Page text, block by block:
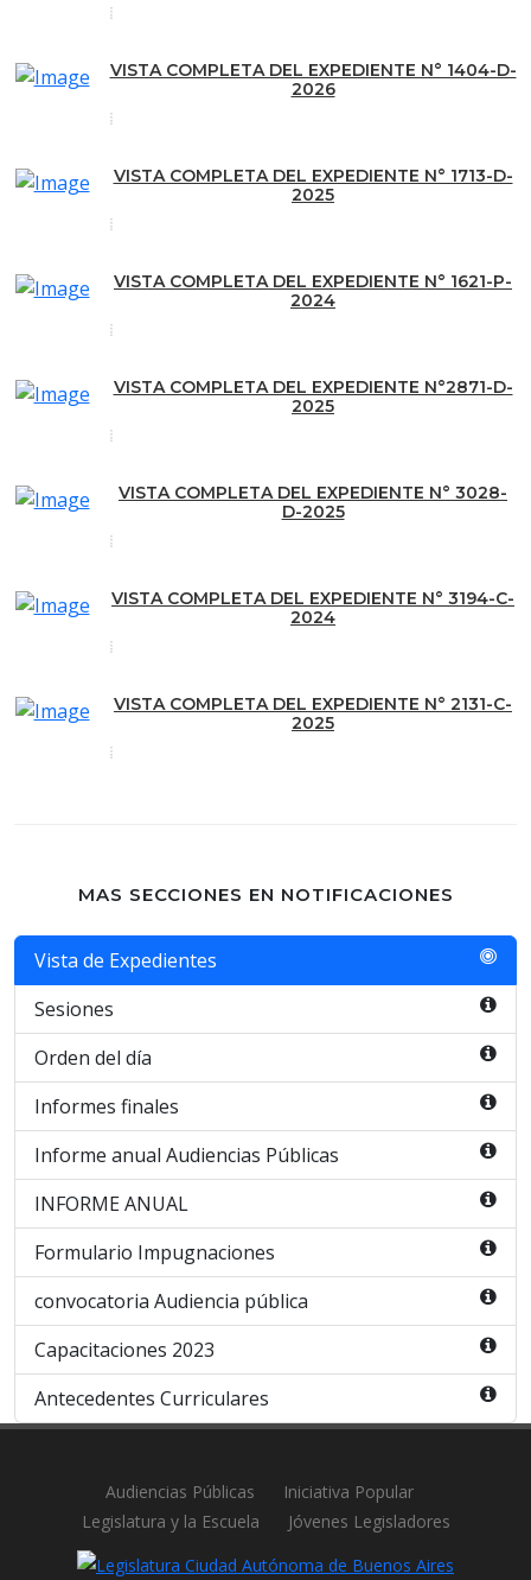
VISTA COMPLETA DEL EXPEDIENTE N° 1404-D-
2026
VISTA COMPLETA DEL EXPEDIENTE N° 1713-D-
2025
VISTA COMPLETA DEL EXPEDIENTE N° 1621-P-
2024
VISTA COMPLETA DEL EXPEDIENTE N°2871-D-
2025
VISTA COMPLETA DEL EXPEDIENTE N° 3028-
D-2025
VISTA COMPLETA DEL EXPEDIENTE N° 3194-C-
2024
VISTA COMPLETA DEL EXPEDIENTE N° 2131-C-
2025
MAS SECCIONES EN NOTIFICACIONES
Vista de Expedientes
Sesiones
Orden del día
Informes finales
Informe anual Audiencias Públicas
INFORME ANUAL
Formulario Impugnaciones
convocatoria Audiencia pública
Capacitaciones 2023
Antecedentes Curriculares
Audiencias Públicas
Iniciativa Popular
Legislatura y la Escuela
Jóvenes Legisladores